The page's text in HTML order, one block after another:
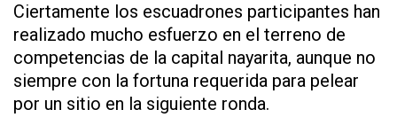
Ciertamente los escuadrones participantes han
realizado mucho esfuerzo en el terreno de
competencias de la capital nayarita, aunque no
siempre con la fortuna requerida para pelear
por un sitio en la siguiente ronda.